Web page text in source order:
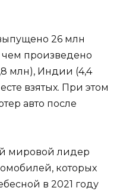
26 млн
чем произведено
млн), Индии (4,4
взятых. При этом
авто после
мировой лидер
которых
в 2021 году